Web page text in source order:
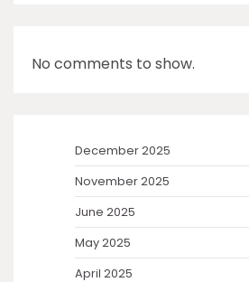
No comments to show.
December 2025
November 2025
June 2025
May 2025
April 2025